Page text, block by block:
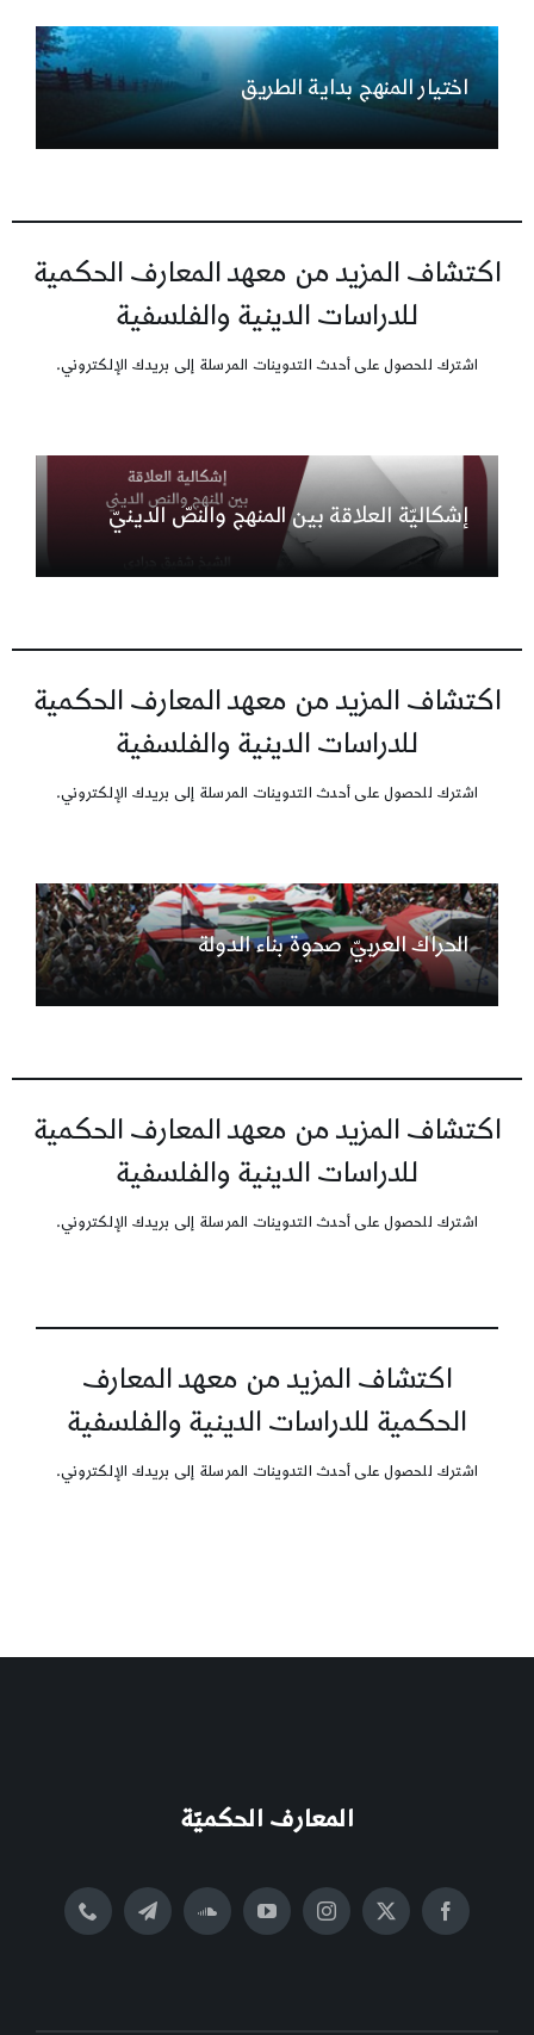
اختيار المنهج بداية الطريق
اكتشاف المزيد من معهد المعارف الحكمية
للدراسات الدينية والفلسفية
اشترك للحصول على أحدث التدوينات المرسلة إلى بريدك الإلكتروني.
إشكاليّة العلاقة بين المنهج والنصّ الدينيّ
اكتشاف المزيد من معهد المعارف الحكمية
للدراسات الدينية والفلسفية
اشترك للحصول على أحدث التدوينات المرسلة إلى بريدك الإلكتروني.
الحراك العربيّ صحوة بناء الدولة
اكتشاف المزيد من معهد المعارف الحكمية
للدراسات الدينية والفلسفية
اشترك للحصول على أحدث التدوينات المرسلة إلى بريدك الإلكتروني.
اكتشاف المزيد من معهد المعارف
الحكمية للدراسات الدينية والفلسفية
اشترك للحصول على أحدث التدوينات المرسلة إلى بريدك الإلكتروني.
المعارف الحكميّة